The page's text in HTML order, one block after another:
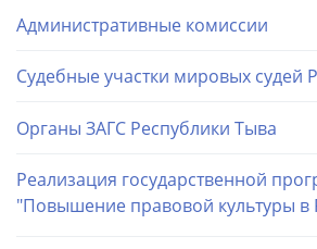
Административные комиссии
Судебные участки мировых судей
Органы ЗАГС Республики Тыва
Реализация государственной
"Повышение правовой культуры в